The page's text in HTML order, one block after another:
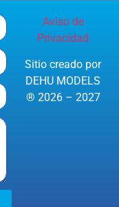
Aviso de
Privacidad
Sitio creado por
DEHU MODELS
® 2026 – 2027